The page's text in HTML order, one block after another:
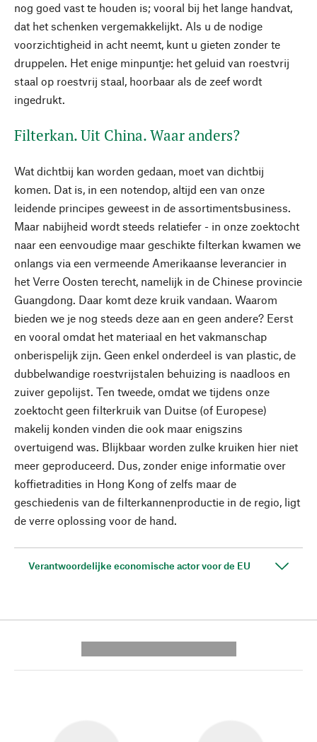
nog goed vast te houden is; vooral bij het lange handvat,
dat het schenken vergemakkelijkt. Als u de nodige
voorzichtigheid in acht neemt, kunt u gieten zonder te
druppelen. Het enige minpuntje: het geluid van roestvrij
staal op roestvrij staal, hoorbaar als de zeef wordt
ingedrukt.
Filterkan. Uit China. Waar anders?
Wat dichtbij kan worden gedaan, moet van dichtbij
komen. Dat is, in een notendop, altijd een van onze
leidende principes geweest in de assortimentsbusiness.
Maar nabijheid wordt steeds relatiefer - in onze zoektocht
naar een eenvoudige maar geschikte filterkan kwamen we
onlangs via een vermeende Amerikaanse leverancier in
het Verre Oosten terecht, namelijk in de Chinese provincie
Guangdong. Daar komt deze kruik vandaan. Waarom
bieden we je nog steeds deze aan en geen andere? Eerst
en vooral omdat het materiaal en het vakmanschap
onberispelijk zijn. Geen enkel onderdeel is van plastic, de
dubbelwandige roestvrijstalen behuizing is naadloos en
zuiver gepolijst. Ten tweede, omdat we tijdens onze
zoektocht geen filterkruik van Duitse (of Europese)
makelij konden vinden die ook maar enigszins
overtuigend was. Blijkbaar worden zulke kruiken hier niet
meer geproduceerd. Dus, zonder enige informatie over
koffietradities in Hong Kong of zelfs maar de
geschiedenis van de filterkannenproductie in de regio, ligt
de verre oplossing voor de hand.
Verantwoordelijke economische actor voor de EU